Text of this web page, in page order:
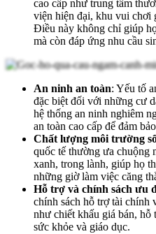
cao cấp như trung tâm
viện hiện đại, khu vui chơi
Điều này không chỉ giúp
mà còn đáp ứng nhu cầu
An ninh an toàn: Yếu tố
đặc biệt đối với những cư
hệ thống an ninh nghiêm
an toàn cao cấp để đảm
Chất lượng môi trường
quốc tế thường ưa chuộng
xanh, trong lành, giúp họ
những giờ làm việc căng
Hỗ trợ và chính sách ưu
chính sách hỗ trợ tài chính
như chiết khấu giá bán, hỗ
sức khỏe và giáo dục.